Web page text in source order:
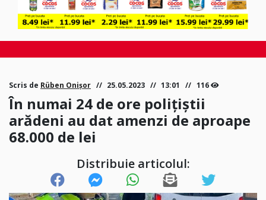
Scris de Rüben Onișor 25.05.2023 13:01 116
În numai 24 de ore polițiștii
arădeni au dat amenzi de aproape
68.000 de lei
Distribuie articolul: